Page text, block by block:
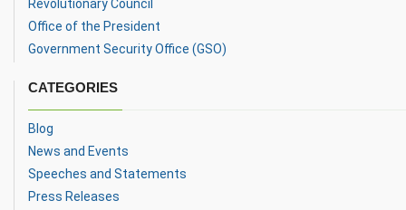
Revolutionary Council
Office of the President
Government Security Office (GSO)
CATEGORIES
Blog
News and Events
Speeches and Statements
Press Releases